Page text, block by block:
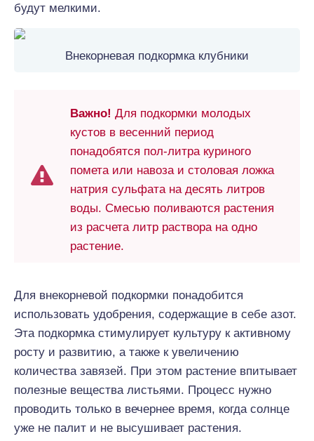
будут мелкими.
Внекорневая подкормка клубники
Важно! Для подкормки молодых
кустов в весенний период
понадобятся пол-литра куриного
помета или навоза и столовая ложка
натрия сульфата на десять литров
воды. Смесью поливаются растения
из расчета литр раствора на одно
растение.
Для внекорневой подкормки понадобится
использовать удобрения, содержащие в себе азот.
Эта подкормка стимулирует культуру к активному
росту и развитию, а также к увеличению
количества завязей. При этом растение впитывает
полезные вещества листьями. Процесс нужно
проводить только в вечернее время, когда солнце
уже не палит и не высушивает растения.